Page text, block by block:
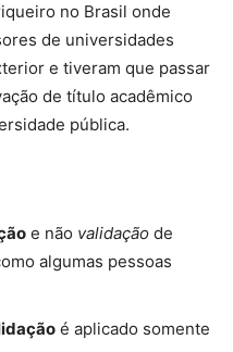
no Brasil onde
de universidades
e tiveram que passar
de título acadêmico
pública.
e não validação de
algumas pessoas
é aplicado somente